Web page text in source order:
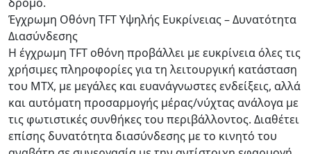
Έγχρωμη Οθόνη TFT Υψηλής Ευκρίνειας – Δυνατότητα
Διασύνδεσης
Η έγχρωμη TFT οθόνη προβάλλει με ευκρίνεια όλες τις
χρήσιμες πληροφορίες για τη λειτουργική κατάσταση
του ΜΤΧ, με μεγάλες και ευανάγνωστες ενδείξεις, αλλά
και αυτόματη προσαρμογής μέρας/νύχτας ανάλογα με
τις φωτιστικές συνθήκες του περιβάλλοντος. Διαθέτει
επίσης δυνατότητα διασύνδεσης με το κινητό του